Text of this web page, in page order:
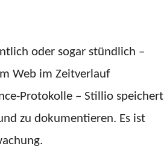
oder sogar stündlich –
Web im Zeitverlauf
Protokolle – Stillio speichert
zu dokumentieren. Es ist